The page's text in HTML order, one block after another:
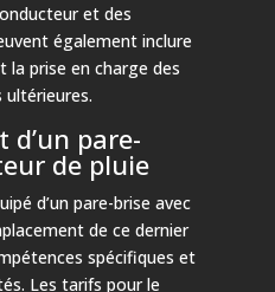
et des
également inclure
la prise en charge des
d’un pare-
de pluie
d’un pare-brise avec
de ce dernier
spécifiques et
Les tarifs pour le